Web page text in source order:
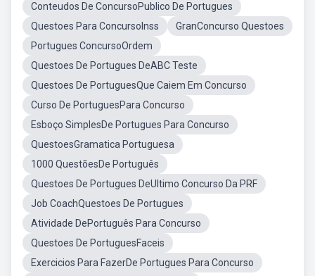
Conteudos De ConcursoPublico De Portugues
Questoes Para ConcursoInss
GranConcurso Questoes
Portugues ConcursoOrdem
Questoes De Portugues DeABC Teste
Questoes De PortuguesQue Caiem Em Concurso
Curso De PortuguesPara Concurso
Esboço SimplesDe Portugues Para Concurso
QuestoesGramatica Portuguesa
1000 QuestõesDe Português
Questoes De Portugues DeUltimo Concurso Da PRF
Job CoachQuestoes De Portugues
Atividade DePortuguês Para Concurso
Questoes De PortuguesFaceis
Exercicios Para FazerDe Portugues Para Concurso